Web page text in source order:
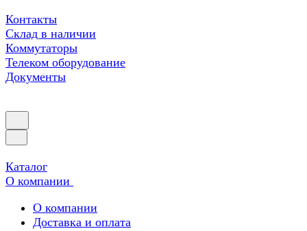
Контакты
Склад в наличии
Коммутаторы
Телеком оборудование
Документы
Каталог
О компании
О компании
Доставка и оплата